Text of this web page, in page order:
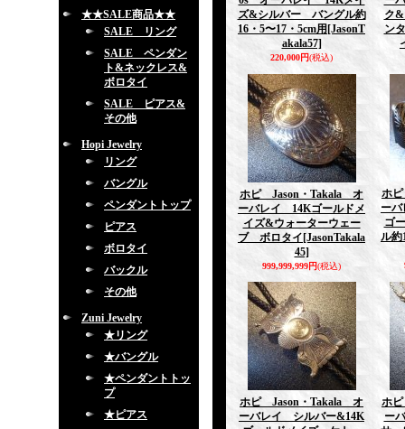
★★SALE商品★★
SALE リング
SALE ペンダン
ト&ネックレス&
ボロタイ
SALE ピアス&
その他
Hopi Jewelry
リング
バングル
ペンダントトップ
ピアス
ボロタイ
バックル
その他
Zuni Jewelry
★リング
★バングル
★ペンダントトッ
プ
★ピアス
ズ&シルバー バングル約
16・5〜17・5cm用 [JasonT
akala57]
220,000円(税込)
ク
ン
ホピ Jason・Takala オ
ーバレイ 14Kゴールドメ
イズ&ウォーターウェー
ブ ボロタイ [JasonTakala
45]
999,999,999円(税込)
ホ
ー
ゴ
ル約
ホピ Jason・Takala オ
ーバレイ シルバー&14K
ホ
ー